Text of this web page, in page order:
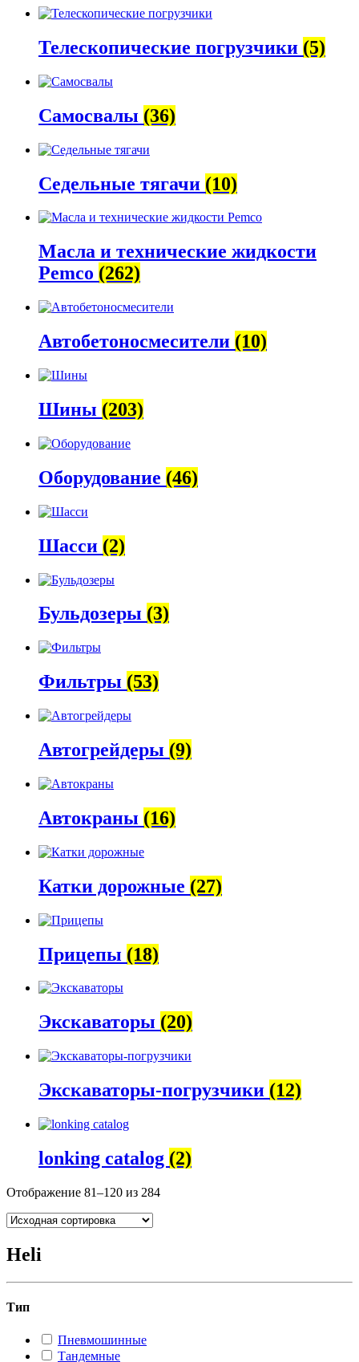
Телескопические погрузчики (5)
Самосвалы (36)
Седельные тягачи (10)
Масла и технические жидкости
Pemco (262)
Автобетоно­смесители (10)
Шины (203)
Оборудование (46)
Шасси (2)
Бульдозеры (3)
Фильтры (53)
Автогрейдеры (9)
Автокраны (16)
Катки дорожные (27)
Прицепы (18)
Экскаваторы (20)
Экскаваторы-погрузчики (12)
lonking catalog (2)
Отображение 81–120 из 284
Heli
Тип
Пневмошинные
Тандемные